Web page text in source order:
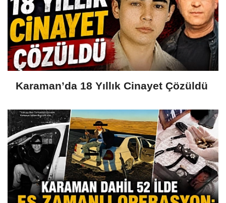
Karaman’da 18 Yıllık Cinayet Çözüldü